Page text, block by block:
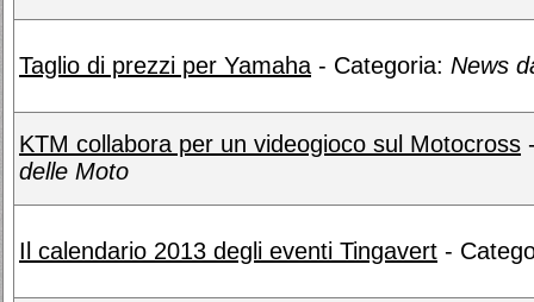
Taglio di prezzi per Yamaha - Categoria: News
KTM collabora per un videogioco sul Motocross
delle Moto
Il calendario 2013 degli eventi Tingavert -